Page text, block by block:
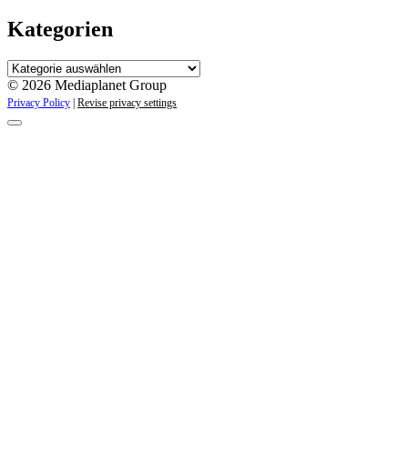
Kategorien
Kategorien
© 2026 Mediaplanet Group
Privacy Policy Revise privacy settings